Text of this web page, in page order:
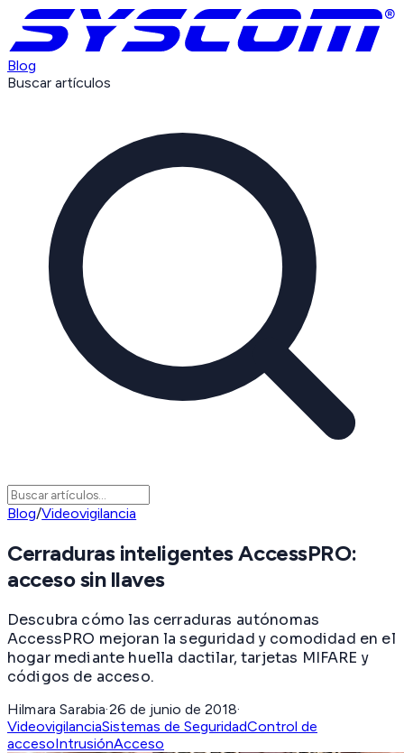
Blog
Buscar artículos
Blog/Videovigilancia
Cerraduras inteligentes AccessPRO:
acceso sin llaves
Descubra cómo las cerraduras autónomas
AccessPRO mejoran la seguridad y comodidad en el
hogar mediante huella dactilar, tarjetas MIFARE y
códigos de acceso.
Hilmara Sarabia·26 de junio de 2018·
VideovigilanciaSistemas de SeguridadControl de
accesoIntrusiónAcceso